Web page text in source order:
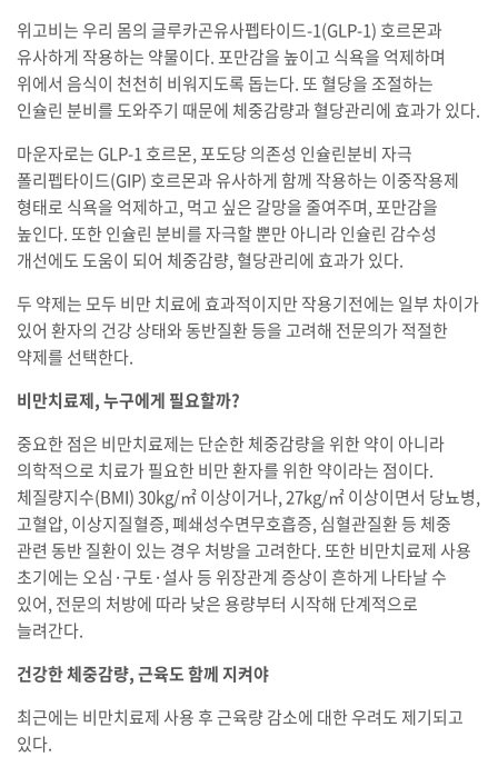
위고비는 우리 몸의 글루카곤유사펩타이드-1(GLP-1) 호르몬과
유사하게 작용하는 약물이다. 포만감을 높이고 식욕을 억제하며
위에서 음식이 천천히 비워지도록 돕는다. 또 혈당을 조절하는
인슐린 분비를 도와주기 때문에 체중감량과 혈당관리에 효과가 있다.
마운자로는 GLP-1 호르몬, 포도당 의존성 인슐린분비 자극
폴리펩타이드(GIP) 호르몬과 유사하게 함께 작용하는 이중작용제
형태로 식욕을 억제하고, 먹고 싶은 갈망을 줄여주며, 포만감을
높인다. 또한 인슐린 분비를 자극할 뿐만 아니라 인슐린 감수성
개선에도 도움이 되어 체중감량, 혈당관리에 효과가 있다.
두 약제는 모두 비만 치료에 효과적이지만 작용기전에는 일부 차이가
있어 환자의 건강 상태와 동반질환 등을 고려해 전문의가 적절한
약제를 선택한다.
비만치료제, 누구에게 필요할까?
중요한 점은 비만치료제는 단순한 체중감량을 위한 약이 아니라
의학적으로 치료가 필요한 비만 환자를 위한 약이라는 점이다.
체질량지수(BMI) 30kg/㎡ 이상이거나, 27kg/㎡ 이상이면서 당뇨병,
고혈압, 이상지질혈증, 폐쇄성수면무호흡증, 심혈관질환 등 체중
관련 동반 질환이 있는 경우 처방을 고려한다. 또한 비만치료제 사용
초기에는 오심·구토·설사 등 위장관계 증상이 흔하게 나타날 수
있어, 전문의 처방에 따라 낮은 용량부터 시작해 단계적으로
늘려간다.
건강한 체중감량, 근육도 함께 지켜야
최근에는 비만치료제 사용 후 근육량 감소에 대한 우려도 제기되고
있다.